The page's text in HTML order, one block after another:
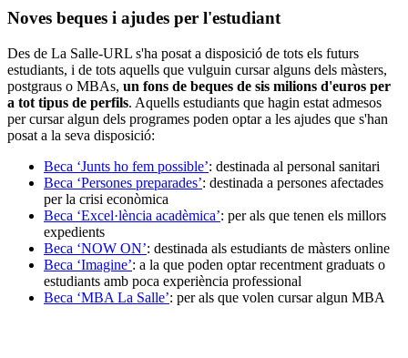
Noves beques i ajudes per l'estudiant
Des de La Salle-URL s'ha posat a disposició de tots els futurs
estudiants, i de tots aquells que vulguin cursar alguns dels màsters,
postgraus o MBAs, un fons de beques de sis milions d'euros per
a tot tipus de perfils. Aquells estudiants que hagin estat admesos
per cursar algun dels programes poden optar a les ajudes que s'han
posat a la seva disposició:
Beca ‘Junts ho fem possible’: destinada al personal sanitari
Beca ‘Persones preparades’: destinada a persones afectades
per la crisi econòmica
Beca ‘Excel·lència acadèmica’: per als que tenen els millors
expedients
Beca ‘NOW ON’: destinada als estudiants de màsters online
Beca ‘Imagine’: a la que poden optar recentment graduats o
estudiants amb poca experiència professional
Beca ‘MBA La Salle’: per als que volen cursar algun MBA